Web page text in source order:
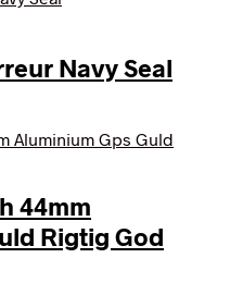
Navy Seal
kr..
44mm
Rigtig God